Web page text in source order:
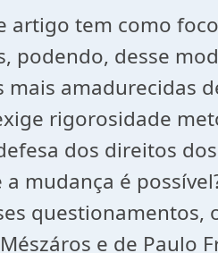
tem como
podendo, desse
amadurecidas
rigorosidade
dos direitos
mudança é
e de